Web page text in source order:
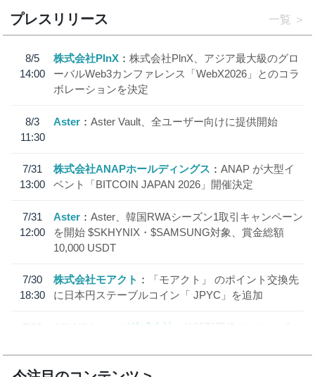
プレスリリース 一覧
8/5
14:00
株式会社PlnX
株式会社PlnX、アジア最大級のグロ
ーバルWeb3カンファレンス「WebX2026」とのコラ
ボレーションを決定
8/3
11:30
Aster Aster Vault、全ユーザー向けに提供開始
7/31
13:00
株式会社ANAPホールディングス
ANAP が大型イ
ベント「BITCOIN JAPAN 2026」開催決定
7/31
12:00
Aster
Aster、韓国RWAシーズン1取引キャンペーン
を開始 $SKHYNIX・$SAMSUNG対象、賞金総額
10,000 USDT
7/30
18:30
株式会社モアクト
「モアクト」 のポイント交換先
に日本円ステーブルコイン「 JPYC」を追加
7/29
SBI VCトレード株式会社
信託型円建てステーブル